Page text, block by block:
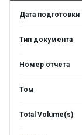
Дата
Тип документа
Номер отчета
Том
Total Volume(s)